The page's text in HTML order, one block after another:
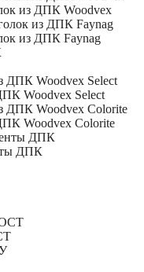
из ДПК Woodvex
из ДПК Faynag
Woodvex Select
Woodvex Colorite
ДПК